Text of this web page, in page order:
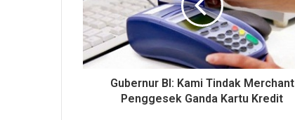
Gubernur BI: Kami Tindak Merchant
Penggesek Ganda Kartu Kredit